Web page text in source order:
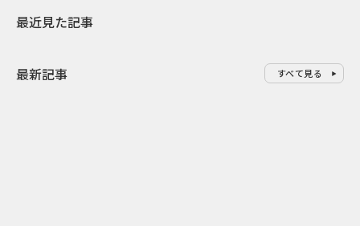
最近見た記事
最新記事 すべて見る